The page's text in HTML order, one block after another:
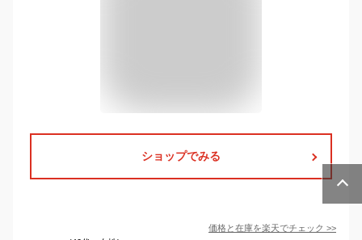
ショップでみる
価格と在庫を楽天でチェック >>